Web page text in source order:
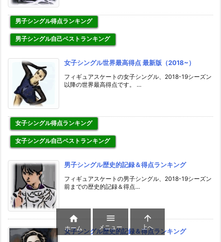
男子シングル得点ランキング
男子シングル自己ベストランキング
女子シングル世界最高得点 最新版（2018~）
フィギュアスケートの女子シングル、2018-19シーズン
以降の世界最高得点です。 …
女子シングル得点ランキング
女子シングル自己ベストランキング
男子シングル歴史的記録＆得点ランキング
フィギュアスケートの男子シングル、2018-19シーズン
前までの歴史的記録＆得点…
女子シングル歴史的記録＆得点ランキング

ホーム

メニュー

上へ